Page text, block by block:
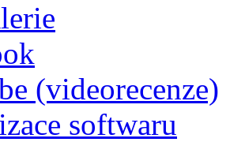
(videorecenze)
softwaru